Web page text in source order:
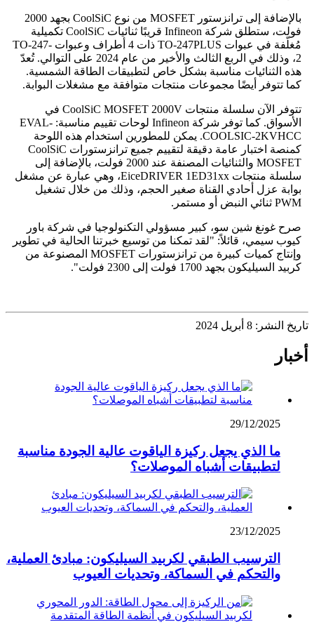
بالإضافة إلى ترانزستور MOSFET من نوع CoolSiC بجهد 2000
فولت، ستطلق شركة Infineon قريبًا ثنائيات CoolSiC تكميلية
مُغلّفة في عبوات TO-247PLUS ذات 4 أطراف وعبوات TO-247-
2، وذلك في الربع الثالث والأخير من عام 2024 على التوالي. تُعدّ
هذه الثنائيات مناسبة بشكل خاص لتطبيقات الطاقة الشمسية.
كما تتوفر أيضًا مجموعات منتجات متوافقة مع مشغلات البوابة.
تتوفر الآن سلسلة منتجات CoolSiC MOSFET 2000V في
الأسواق. كما توفر شركة Infineon لوحات تقييم مناسبة: EVAL-
COOLSIC-2KVHCC. يمكن للمطورين استخدام هذه اللوحة
كمنصة اختبار عامة دقيقة لتقييم جميع ترانزستورات CoolSiC
MOSFET والثنائيات المصنفة عند 2000 فولت، بالإضافة إلى
سلسلة منتجات EiceDRIVER 1ED31xx، وهي عبارة عن مشغل
بوابة عزل أحادي القناة صغير الحجم، وذلك من خلال تشغيل
PWM ثنائي النبض أو مستمر.
صرح غونغ شين سو، كبير مسؤولي التكنولوجيا في شركة باور
كيوب سيمي، قائلاً: "لقد تمكنا من توسيع خبرتنا الحالية في تطوير
وإنتاج كميات كبيرة من ترانزستورات MOSFET المصنوعة من
كربيد السيليكون بجهد 1700 فولت إلى 2300 فولت".
تاريخ النشر: 8 أبريل 2024
أخبار
29/12/2025
ما الذي يجعل ركيزة الياقوت عالية الجودة مناسبة
لتطبيقات أشباه الموصلات؟
23/12/2025
الترسيب الطبقي لكربيد السيليكون: مبادئ العملية،
والتحكم في السماكة، وتحديات العيوب